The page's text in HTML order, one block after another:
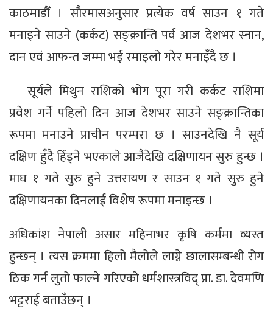
काठमाडौँ । सौरमासअनुसार प्रत्येक वर्ष साउन १ गते
मनाइने साउने (कर्कट) सङ्क्रान्ति पर्व आज देशभर स्नान,
दान एवं आफन्त जम्मा भई रमाइलो गरेर मनाइँदै छ ।
सूर्यले मिथुन राशिको भोग पूरा गरी कर्कट राशिमा
प्रवेश गर्ने पहिलो दिन आज देशभर साउने सङ्क्रान्तिका
रूपमा मनाउने प्राचीन परम्परा छ । साउनदेखि नै सूर्य
दक्षिण हुँदै हिँड्ने भएकाले आजैदेखि दक्षिणायन सुरु हुन्छ ।
माघ १ गते सुरु हुने उत्तरायण र साउन १ गते सुरु हुने
दक्षिणायनका दिनलाई विशेष रूपमा मनाइन्छ ।
अधिकांश नेपाली असार महिनाभर कृषि कर्ममा व्यस्त
हुन्छन् । त्यस क्रममा हिलो मैलोले लाग्ने छालासम्बन्धी रोग
ठिक गर्न लुतो फाल्ने गरिएको धर्मशास्त्रविद् प्रा. डा. देवमणि
भट्टराई बताउँछन् ।